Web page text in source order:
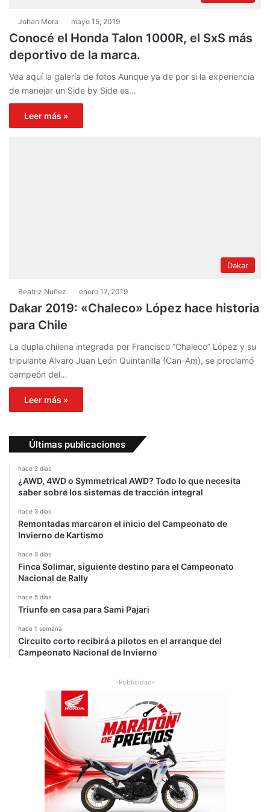
Johan Mora mayo 15, 2019
Conocé el Honda Talon 1000R, el SxS más
deportivo de la marca.
Vea aquí la galería de fotos Aunque ya de por si la experiencia
de manejar un Side by Side es…
Leer más »
Dakar
Beatriz Nuñez enero 17, 2019
Dakar 2019: «Chaleco» López hace historia
para Chile
La dupla chilena integrada por Francisco “Chaleco” López y su
tripulante Alvaro Juan León Quintanilla (Can-Am), se proclamó
campeón del…
Leer más »
Últimas publicaciones
hace 2 días
¿AWD, 4WD o Symmetrical AWD? Todo lo que necesita
saber sobre los sistemas de tracción integral
hace 3 días
Remontadas marcaron el inicio del Campeonato de
Invierno de Kartismo
hace 3 días
Finca Solimar, siguiente destino para el Campeonato
Nacional de Rally
hace 5 días
Triunfo en casa para Sami Pajari
hace 1 semana
Circuito corto recibirá a pilotos en el arranque del
Campeonato Nacional de Invierno
-Publicidad-